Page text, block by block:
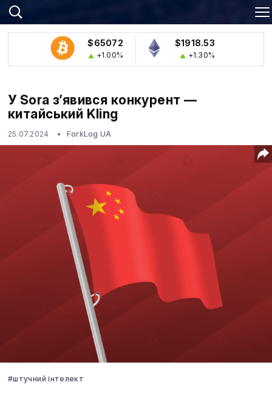
$65072
+1.00%
$1918.53
+1.30%
У Sora з’явився конкурент —
китайський Kling
25.07.2024 ForkLog UA
#штучний інтелект